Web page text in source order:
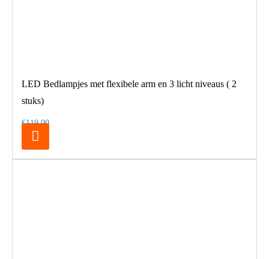
LED Bedlampjes met flexibele arm en 3 licht niveaus ( 2
stuks)
€119,00